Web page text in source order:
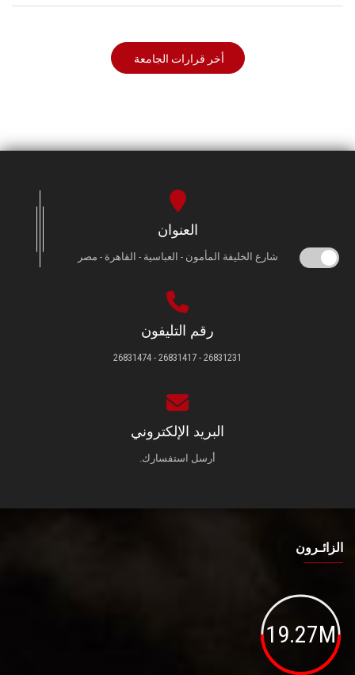
أخر قرارات الجامعة
العنوان
شارع الخليفة المأمون - العباسية - القاهرة - مصر
رقم التليفون
26831231 - 26831417 - 26831474
البريد الإلكتروني
أرسل استفسارك.
الزائـرون
19.27M